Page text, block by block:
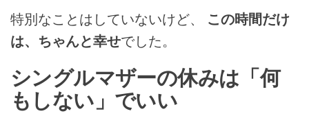
特別なことはしていないけど、 この時間だけ
は、ちゃんと幸せでした。
シングルマザーの休みは「何
もしない」でいい